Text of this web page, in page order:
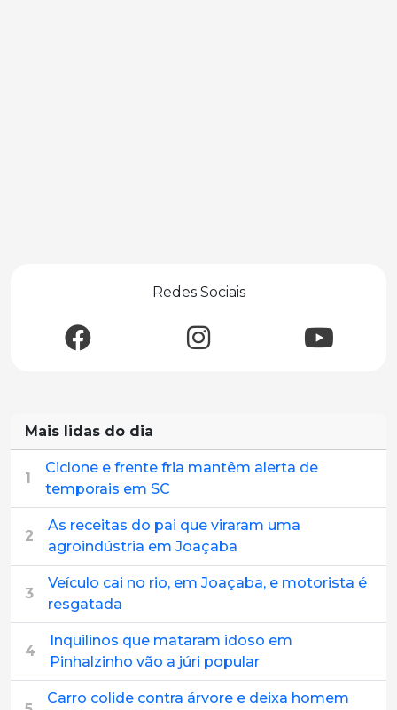
Redes Sociais
Mais lidas do dia
1
Ciclone e frente fria mantêm alerta de
temporais em SC
2
As receitas do pai que viraram uma
agroindústria em Joaçaba
3
Veículo cai no rio, em Joaçaba, e motorista é
resgatada
4
Inquilinos que mataram idoso em
Pinhalzinho vão a júri popular
Carro colide contra árvore e deixa homem